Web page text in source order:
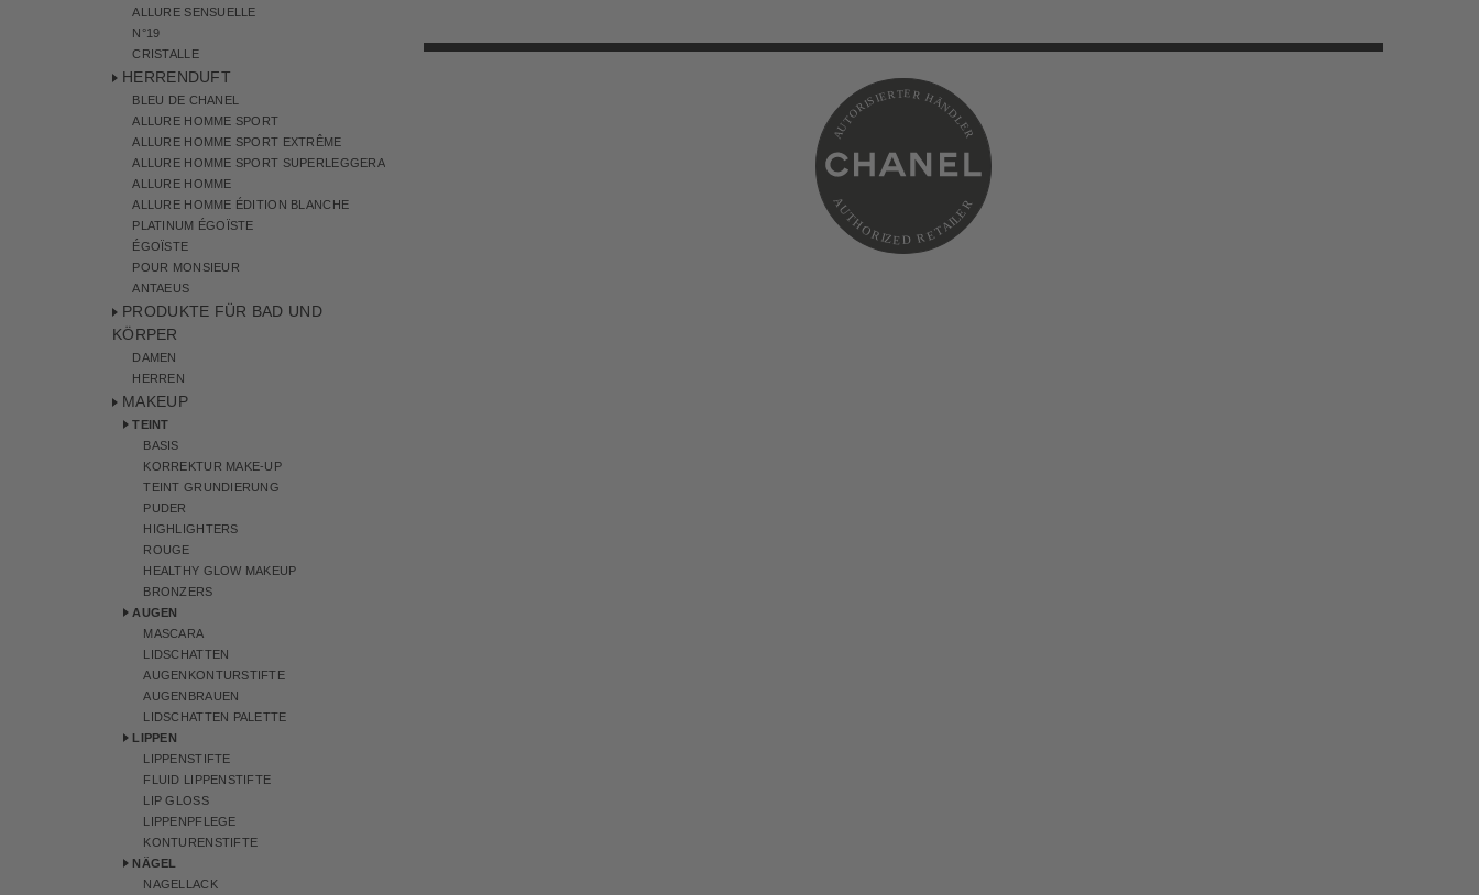
ALLURE SENSUELLE
N°19
CRISTALLE
HERRENDUFT
BLEU DE CHANEL
ALLURE HOMME SPORT
ALLURE HOMME SPORT EXTRÊME
ALLURE HOMME SPORT SUPERLEGGERA
ALLURE HOMME
ALLURE HOMME ÉDITION BLANCHE
PLATINUM ÉGOÏSTE
ÉGOÏSTE
POUR MONSIEUR
ANTAEUS
PRODUKTE FÜR BAD UND
KÖRPER
DAMEN
HERREN
MAKEUP
TEINT
BASIS
KORREKTUR MAKE-UP
TEINT GRUNDIERUNG
PUDER
HIGHLIGHTERS
ROUGE
HEALTHY GLOW MAKEUP
BRONZERS
AUGEN
MASCARA
LIDSCHATTEN
AUGENKONTURSTIFTE
AUGENBRAUEN
LIDSCHATTEN PALETTE
LIPPEN
LIPPENSTIFTE
FLUID LIPPENSTIFTE
LIP GLOSS
LIPPENPFLEGE
KONTURENSTIFTE
NÄGEL
NAGELLACK